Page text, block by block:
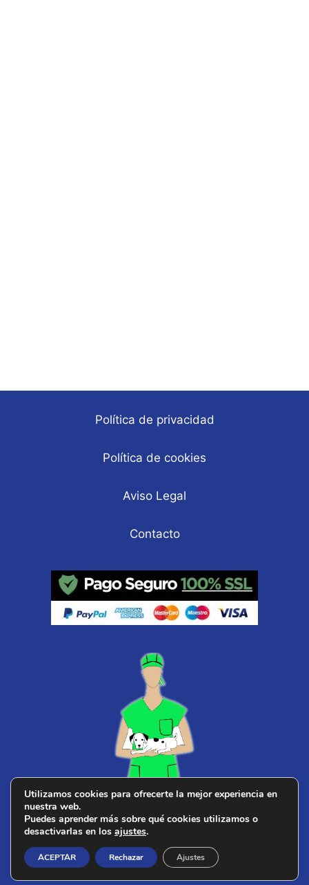
Política de privacidad
Política de cookies
Aviso Legal
Contacto
¿ Buscasveterinario cerca de ti?
© 2026 PERROS DE CAZA
Utilizamos cookies para ofrecerte la mejor experiencia en
nuestra web.
Puedes aprender más sobre qué cookies utilizamos o
desactivarlas en los ajustes.
ACEPTAR Rechazar Ajustes